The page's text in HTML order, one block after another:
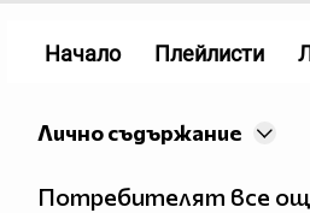
Лично съдържание
Потребителят все
Начало Плейлисти